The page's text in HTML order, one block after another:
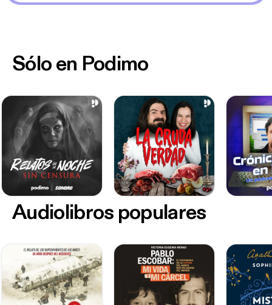
Sólo en Podimo
Audiolibros populares